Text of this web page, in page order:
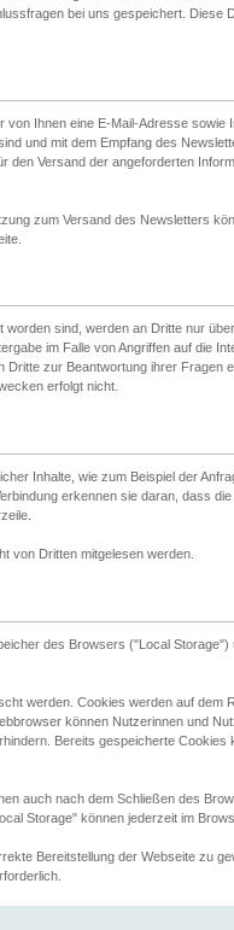
bei uns gespeichert. Diese
Ihnen eine E-Mail-Adresse sowie
und mit dem Empfang des
den Versand der angeforderten
zum Versand des Newsletters
sind, werden an Dritte nur
im Falle von Angriffen auf die
zur Beantwortung ihrer Fragen
erfolgt nicht.
Inhalte, wie zum Beispiel der
erkennen sie daran, dass
von Dritten mitgelesen werden.
des Browsers ("Local Storage")
werden. Cookies werden auf dem
können Nutzerinnen und
Bereits gespeicherte Cookies
auch nach dem Schließen des
Storage" können jederzeit im
Bereitstellung der Webseite zu